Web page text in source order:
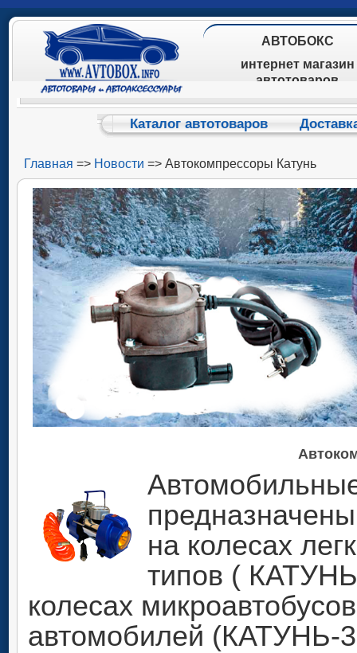
АВТОБОКС
интернет магазин
автотоваров
Каталог автотоваров
Главная => Новости => Автокомпрессоры Катунь
на колесах
типов (
колесах
автомобилей (КАТУНЬ-